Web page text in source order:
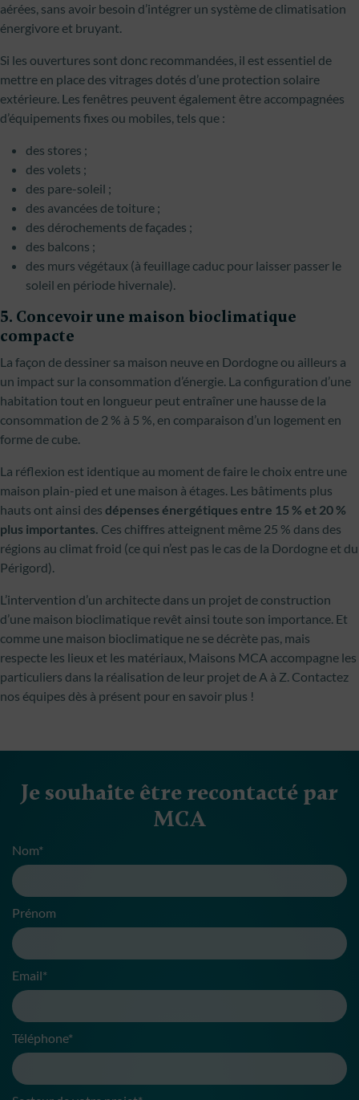
aérées, sans avoir besoin d’intégrer un système de climatisation
énergivore et bruyant.
Si les ouvertures sont donc recommandées, il est essentiel de
mettre en place des vitrages dotés d’une protection solaire
extérieure. Les fenêtres peuvent également être accompagnées
d’équipements fixes ou mobiles, tels que :
des stores ;
des volets ;
des pare-soleil ;
des avancées de toiture ;
des dérochements de façades ;
des balcons ;
des murs végétaux (à feuillage caduc pour laisser passer le
soleil en période hivernale).
5. Concevoir une maison bioclimatique
compacte
La façon de dessiner sa maison neuve en Dordogne ou ailleurs a
un impact sur la consommation d’énergie. La configuration d’une
habitation tout en longueur peut entraîner une hausse de la
consommation de 2 % à 5 %, en comparaison d’un logement en
forme de cube.
La réflexion est identique au moment de faire le choix entre une
maison plain-pied et une maison à étages. Les bâtiments plus
hauts ont ainsi des dépenses énergétiques entre 15 % et 20 %
plus importantes. Ces chiffres atteignent même 25 % dans des
régions au climat froid (ce qui n’est pas le cas de la Dordogne et du
Périgord).
L’intervention d’un architecte dans un projet de construction
d’une maison bioclimatique revêt ainsi toute son importance. Et
comme une maison bioclimatique ne se décrète pas, mais
respecte les lieux et les matériaux, Maisons MCA accompagne les
particuliers dans la réalisation de leur projet de A à Z. Contactez
nos équipes dès à présent pour en savoir plus !
Je souhaite être recontacté par
MCA
Nom*
Prénom
Email*
Téléphone*